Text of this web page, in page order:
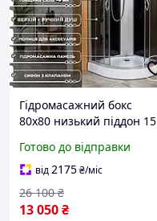
Гідромасажний бокс
80х80 низький піддон 15
бокси 80 на 80 гідробокс
Готово до відправки
від2175₴/міс
13 050₴
26 100 ₴